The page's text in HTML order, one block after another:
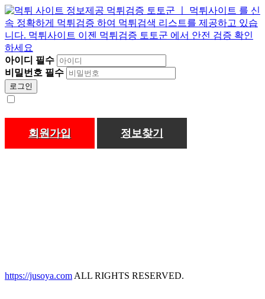
아이디 필수
비밀번호 필수
로그인
회원가입 정보찾기
https://jusoya.comALL RIGHTS RESERVED.